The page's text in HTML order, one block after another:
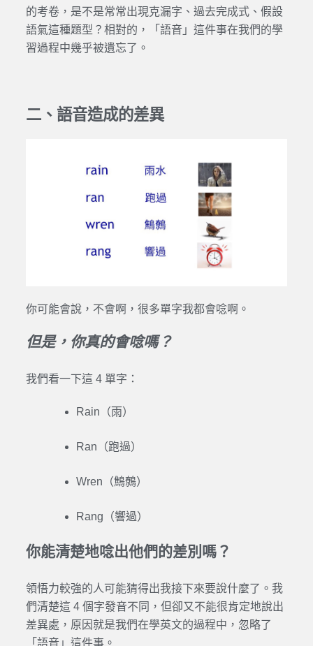
的考卷，是不是常常出現克漏字、過去完成式、假設
語氣這種題型？相對的，「語音」這件事在我們的學
習過程中幾乎被遺忘了。
二、語音造成的差異
你可能會說，不會啊，很多單字我都會唸啊。
但是，你真的會唸嗎？
我們看一下這 4 單字：
Rain（雨）
Ran（跑過）
Wren（鷦鷯）
Rang（響過）
你能清楚地唸出他們的差別嗎？
領悟力較強的人可能猜得出我接下來要說什麼了。我
們清楚這 4 個字發音不同，但卻又不能很肯定地說出
差異處，原因就是我們在學英文的過程中，忽略了
「語音」這件事。